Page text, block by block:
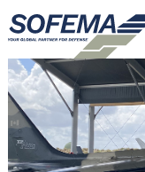
À PROPOS
EXPERTISES